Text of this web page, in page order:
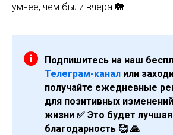
умнее, чем были вчера 🐘
Подпишитесь на наш
Телеграм-канал или
получайте ежедневные
для позитивных
жизни ✅ Это будет лучшая
благодарность 🥰 🙏